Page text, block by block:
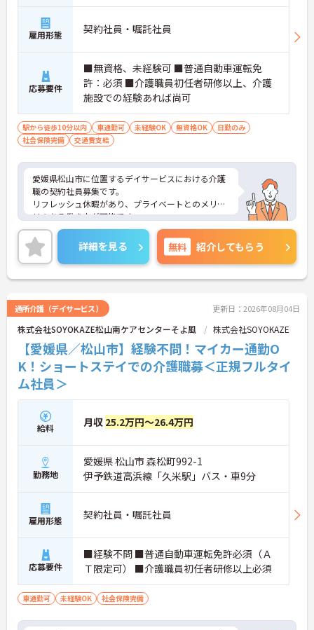
雇用形態 契約社員・嘱託社員
応募要件
■無資格、未経験可 ■普通自動車運転免
許：必須 ■介護職員初任者研修以上、介護
施設での経験あれば尚可
駅から徒歩10分以内 車通勤可 未経験OK 無資格OK
日勤のみ
社会保険完備
交通費支給
愛媛県松山市に位置するデイサービスにおける介護
職の契約社員募集です。
リフレッシュ休暇があり、プライベートとのメリハ
リのある働き方が可能です。
また研修制度や正社員登用制度もあり働きながらス
キルアップが目指せる環境です。
ご興味のある方には、面接対策ポイントなど、さら
に詳細をご案内しますのでお気軽にご相談くださ
い！
詳細を見る 無料 紹介してもらう
通所介護（デイサービス） 更新日：2026年08月04日
株式会社SOYOKAZE松山南ケアセンターそよ風 株式会社SOYOKAZE
【愛媛県／松山市】経験不問！マイカー通勤O
K！ショートステイでの介護職募＜正規フルタイ
ム社員＞
給料 月収 25.2万円～26.4万円
勤務地
愛媛県 松山市 森松町992-1
伊予鉄道高浜線「久米駅」バス・車9分
雇用形態 契約社員・嘱託社員
応募要件
■経験不問 ■普通自動車運転免許必須（Ａ
Ｔ限定可） ■介護職員初任者研修以上必須
車通勤可 未経験OK 社会保険完備